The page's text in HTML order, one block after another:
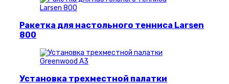
Ракетка для настольного тенниса Larsen
800
Установка трехместной палатки